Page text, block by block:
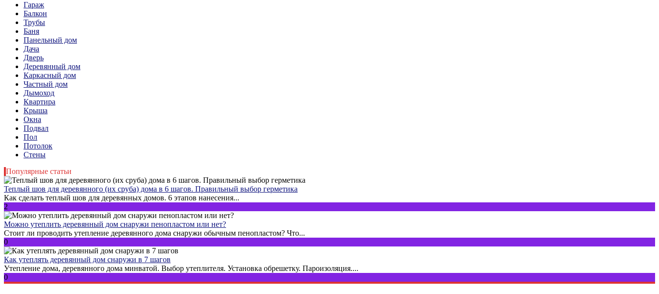
Гараж
Балкон
Трубы
Баня
Панельный дом
Дача
Дверь
Деревянный дом
Каркасный дом
Частный дом
Дымоход
Квартира
Крыша
Окна
Подвал
Пол
Потолок
Стены
Популярные статьи
Теплый шов для деревянного (их сруба) дома в 6 шагов. Правильный выбор герметика
Как сделать теплый шов для деревянных домов. 6 этапов нанесения...
2
Можно утеплить деревянный дом снаружи пенопластом или нет?
Стоит ли проводить утепление деревянного дома снаружи обычным пенопластом? Что...
0
Как утеплять деревянный дом снаружи в 7 шагов
Утепление дома, деревянного дома минватой. Выбор утеплителя. Установка обрешетку. Пароизоляция....
0